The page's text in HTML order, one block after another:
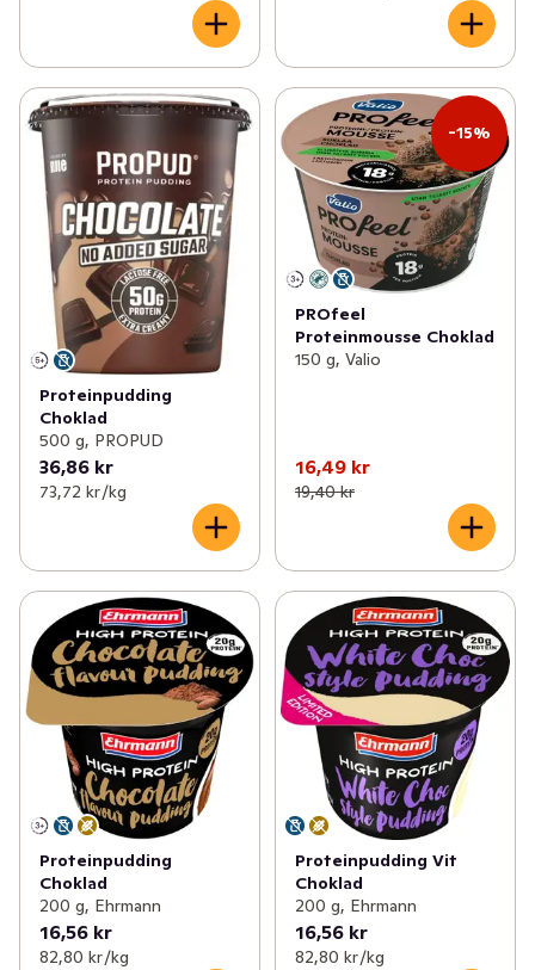
Proteinpudding
Choklad
500 g, PROPUD
36,86 kr
73,72 kr /kg
-15%
PROfeel
Proteinmousse Choklad
150 g, Valio
16,49 kr
19,40 kr
Proteinpudding
Choklad
200 g, Ehrmann
16,56 kr
82,80 kr /kg
Proteinpudding Vit
Choklad
200 g, Ehrmann
16,56 kr
82,80 kr /kg